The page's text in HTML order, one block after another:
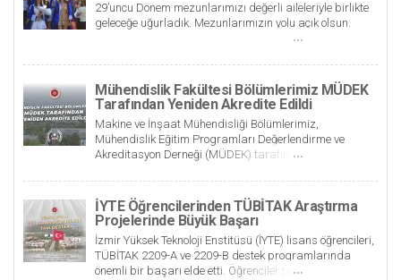
29’uncu Dönem mezunlarımızı değerli aileleriyle birlikte
geleceğe uğurladık. Mezunlarımızın yolu açık olsun.
Mühendislik Fakültesi Bölümlerimiz MÜDEK
Tarafından Yeniden Akredite Edildi
Makine ve İnşaat Mühendisliği Bölümlerimiz,
Mühendislik Eğitim Programları Değerlendirme ve
Akreditasyon Derneği (MÜDEK) tarafından yeniden
bölüm sayımız 7'ye ulaştı.
İYTE Öğrencilerinden TÜBİTAK Araştırma
Projelerinde Büyük Başarı
İzmir Yüksek Teknoloji Enstitüsü (İYTE) lisans öğrencileri,
TÜBİTAK 2209-A ve 2209-B destek programlarında
önemli bir başarı elde etti. Öğrenciler tarafından